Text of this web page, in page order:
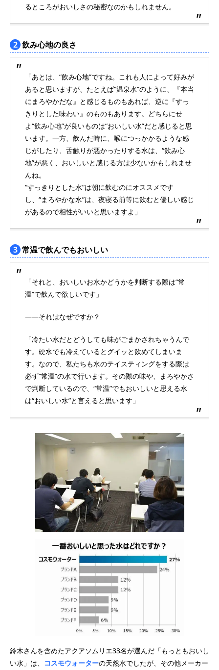
るところがおいしさの秘密なのかもしれません。
2 飲み心地の良さ
「あとは、“飲み心地”ですね。これも人によって好みが
あると思いますが、たとえば“温泉水”のように、『本当
にまろやかだな』と感じるものもあれば、逆に『すっ
きりとした味わい』のものもあります。どちらにせ
よ“飲み心地”が良いものは“おいしい水”だと感じると思
います。一方、飲んだ時に、喉につっかかるような感
じがしたり、舌触りが悪かったりする水は、“飲み心
地”が悪く、おいしいと感じる方は少ないかもしれませ
んね。
“すっきりとした水”は朝に飲むのにオススメです
し、“まろやかな水”は、夜寝る前等に飲むと優しい感じ
があるので相性がいいと思いますよ」
3 常温で飲んでもおいしい
「それと、おいしいお水かどうかを判断する際は“常
温”で飲んで欲しいです」
――それはなぜですか？
「冷たい水だとどうしても味がごまかされちゃうんで
す。硬水でも冷えているとグイッと飲めてしまいま
す。なので、私たちも水のテイスティングをする際は
必ず“常温”の水で行います。その際の味や、まろやかさ
で判断しているので、“常温”でもおいしいと思える水
は“おいしい水”と言えると思います」
鈴木さんを含めたアクアソムリエ33名が選んだ「もっともおいし
い水」は、
コスモウォーターの天然水でしたが、その他メーカー